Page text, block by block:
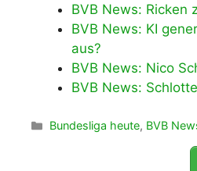
BVB News:
BVB News: KI
aus?
BVB News: Nico
BVB News:
Kategorien
Bundesliga heute, BVB